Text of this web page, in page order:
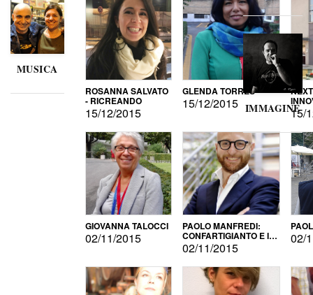
MUSICA
ROSANNA SALVATO
- RICREANDO
15/12/2015
GLENDA TORRES
15/12/2015
15/
GIOVANNA TALOCCI
02/11/2015
PAOLO MANFREDI:
CONFARTIGIANTO E IL
SONDAGGIO
02/11/2015
02/
IMMAGINE